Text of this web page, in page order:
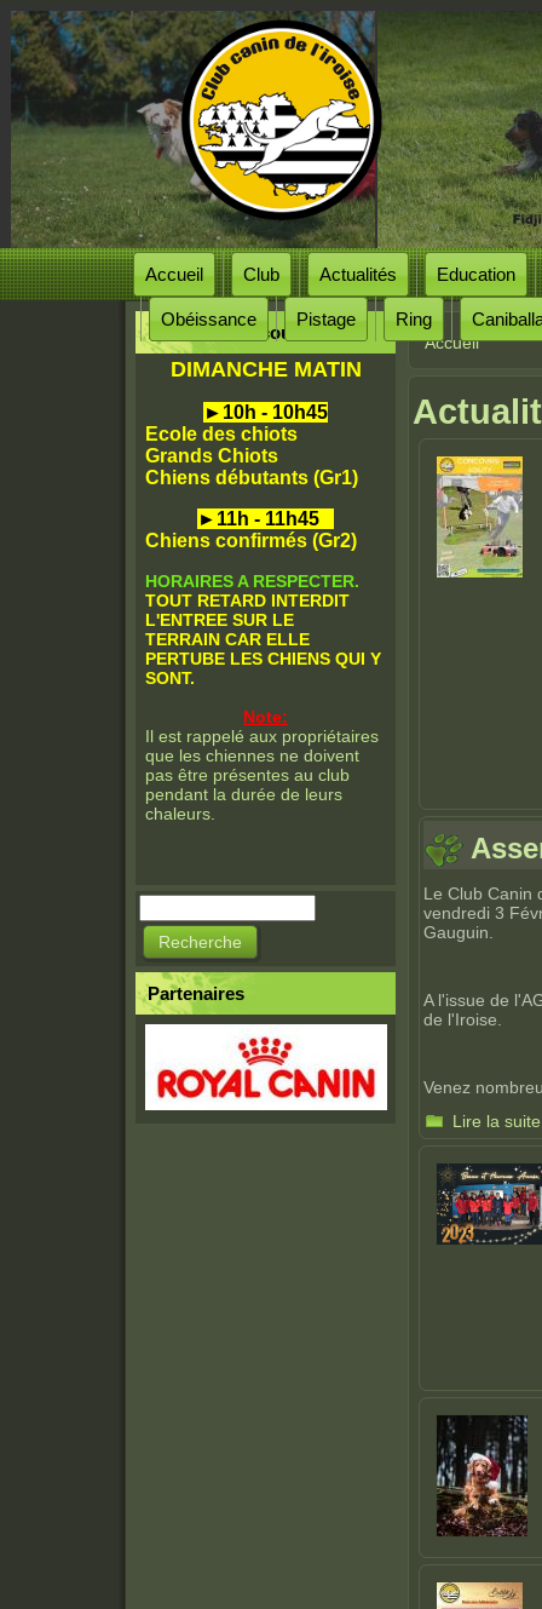
Accueil Club Actualités Education
Obéissance Pistage Ring
Horaires des cours
DIMANCHE MATIN
► 10h - 10h45
Ecole des chiots
Grands Chiots
Chiens débutants (Gr1)
► 11h - 11h45
Chiens confirmés (Gr2)
HORAIRES A RESPECTER.
TOUT RETARD INTERDIT
L'ENTREE SUR LE
TERRAIN CAR ELLE
PERTUBE LES CHIENS QUI Y
SONT.
Note:
Il est rappelé aux propriétaires
que les chiennes ne doivent
pas être présentes au club
pendant la durée de leurs
chaleurs.
Formulaire de
recherche
Partenaires
Vous
Accueil
Le Club Canin
vendredi 3
Gauguin.
A l'issue de
de l'Iroise.
Venez
Lire la suite